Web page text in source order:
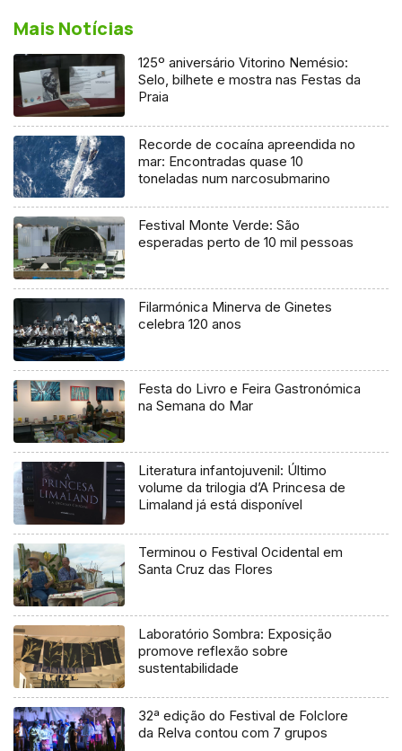
Mais Notícias
125º aniversário Vitorino Nemésio:
Selo, bilhete e mostra nas Festas da
Praia
Recorde de cocaína apreendida no
mar: Encontradas quase 10
toneladas num narcosubmarino
Festival Monte Verde: São
esperadas perto de 10 mil pessoas
Filarmónica Minerva de Ginetes
celebra 120 anos
Festa do Livro e Feira Gastronómica
na Semana do Mar
Literatura infantojuvenil: Último
volume da trilogia d’A Princesa de
Limaland já está disponível
Terminou o Festival Ocidental em
Santa Cruz das Flores
Laboratório Sombra: Exposição
promove reflexão sobre
sustentabilidade
32ª edição do Festival de Folclore
da Relva contou com 7 grupos